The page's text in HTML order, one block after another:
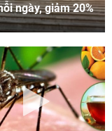
ngày, giảm 20%